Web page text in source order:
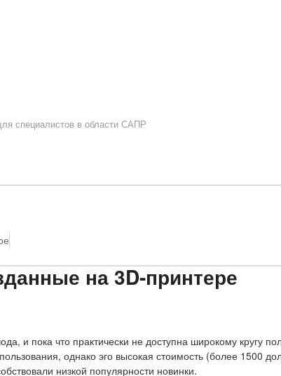
специалистов в области САПР
на 3D-принтере
и пока что практически не доступна широкому кругу
однако эго высокая стоимость (более 1500
низкой популярности новинки.